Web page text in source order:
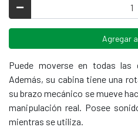
Agregar
Puede moverse en todas las
Además, su cabina tiene una
su brazo mecánico se mueve
manipulación real. Posee
mientras se utiliza.